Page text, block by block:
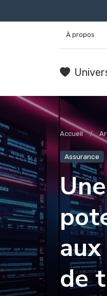
À propos
Accueil
Assurance
de